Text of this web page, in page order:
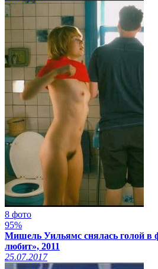
8 фото
95%
Мишель Уильямс снялась голой в
любит», 2011
25.07.2017